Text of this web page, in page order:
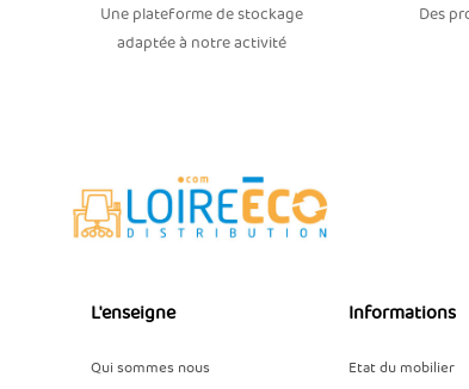
Une plateforme de stockage
adaptée à notre activité
Des
L'enseigne
Qui sommes nous
Informations
Etat du mobilier